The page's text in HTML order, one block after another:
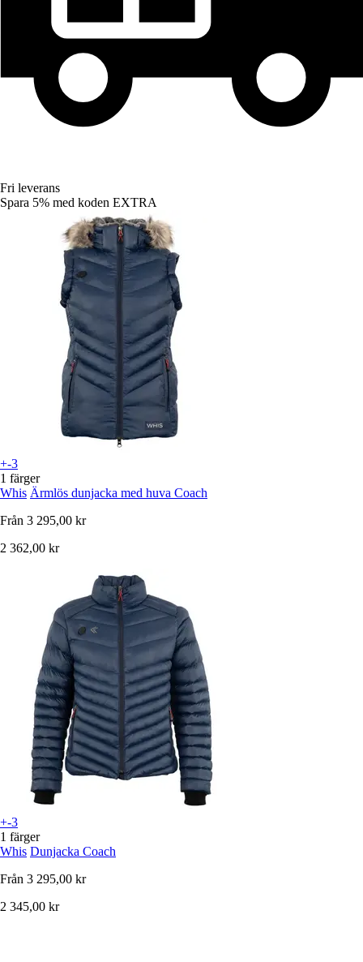
Fri leverans
Spara 5% med koden EXTRA
+-3
1 färger
Whis Ärmlös dunjacka med huva Coach
Från 3 295,00 kr
2 362,00 kr
+-3
1 färger
Whis Dunjacka Coach
Från 3 295,00 kr
2 345,00 kr